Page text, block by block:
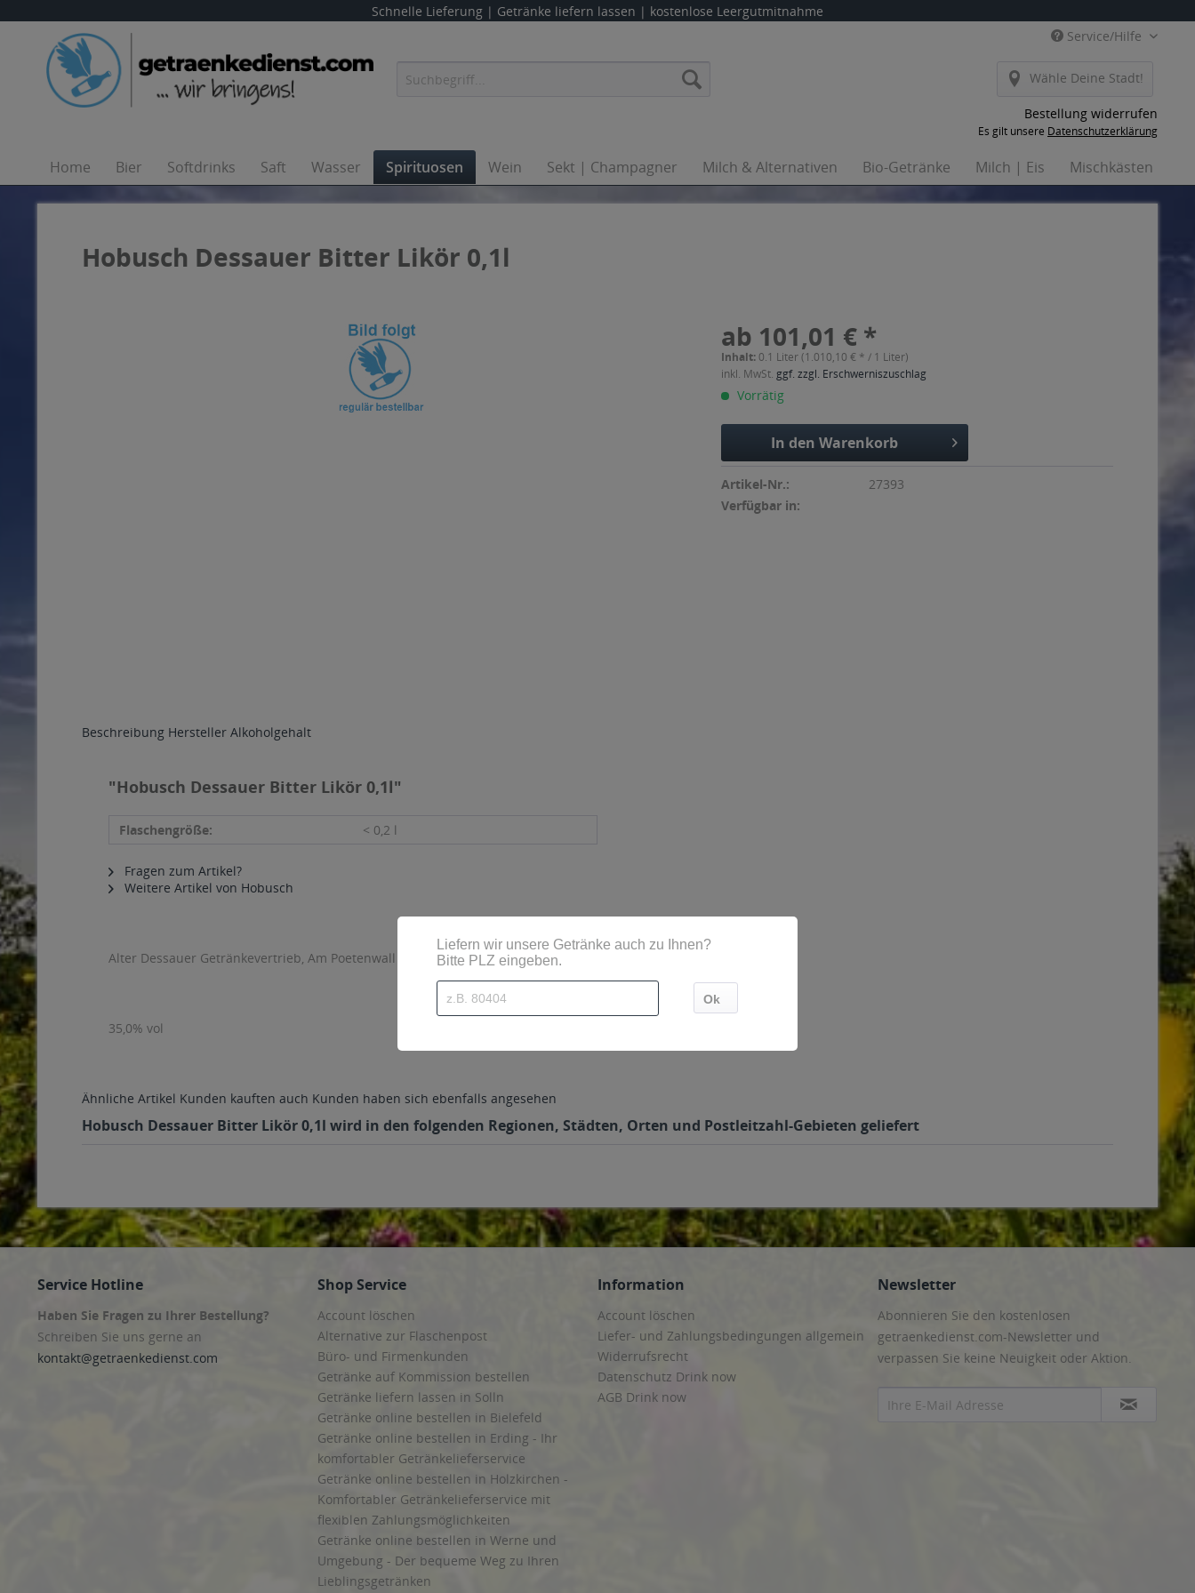
Schnelle Lieferung | Getränke liefern lassen | kostenlose Leergutmitnahme
Service/Hilfe
Wähle Deine Stadt!
Bestellung widerrufen
Es gilt unsere Datenschutzerklärung
Home Bier Softdrinks Saft Wasser Spirituosen Wein Sekt | Champagner Milch & Alternativen Bio-Getränke Milch | Eis Mischkästen
Hobusch Dessauer Bitter Likör 0,1l
ab 101,01 € *
Inhalt: 0.1 Liter (1.010,10 € * / 1 Liter)
inkl. MwSt. ggf. zzgl. Erschwerniszuschlag
Vorrätig
In den Warenkorb
Artikel-Nr.:
27393
Verfügbar in:
Beschreibung Hersteller Alkoholgehalt
"Hobusch Dessauer Bitter Likör 0,1l"
Flaschengröße: < 0,2 l
Fragen zum Artikel?
Weitere Artikel von Hobusch
Alter Dessauer Getränkevertrieb, Am Poetenwall 2, Dessau- Mildensee
35,0% vol
Ähnliche Artikel Kunden kauften auch Kunden haben sich ebenfalls angesehen
Hobusch Dessauer Bitter Likör 0,1l wird in den folgenden Regionen, Städten, Orten und Postleitzahl-Gebieten geliefert
Service Hotline
Haben Sie Fragen zu Ihrer Bestellung?
Schreiben Sie uns gerne an
kontakt@getraenkedienst.com
Shop Service
Account löschen
Alternative zur Flaschenpost
Büro- und Firmenkunden
Getränke auf Kommission bestellen
Getränke liefern lassen in Solln
Getränke online bestellen in Bielefeld
Getränke online bestellen in Erding - Ihr
komfortabler Getränkelieferservice
Getränke online bestellen in Holzkirchen -
Komfortabler Getränkelieferservice mit
flexiblen Zahlungsmöglichkeiten
Getränke online bestellen in Werne und
Umgebung - Der bequeme Weg zu Ihren
Lieblingsgetränken
Information
Account löschen
Liefer- und Zahlungsbedingungen allgemein
Widerrufsrecht
Datenschutz Drink now
AGB Drink now
Newsletter
Abonnieren Sie den kostenlosen
getraenkedienst.com-Newsletter und
verpassen Sie keine Neuigkeit oder Aktion.